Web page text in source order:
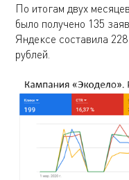
По итогам двух
было получено 135
Яндексе составила
рублей.